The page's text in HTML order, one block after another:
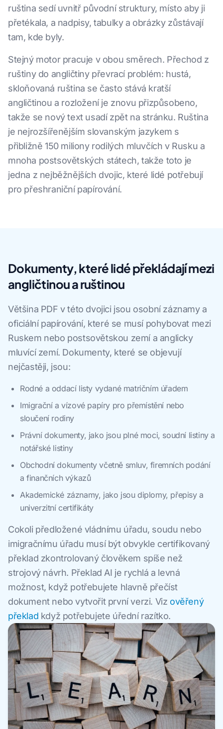
ruština sedí uvnitř původní struktury, místo aby ji
přetékala, a nadpisy, tabulky a obrázky zůstávají
tam, kde byly.
Stejný motor pracuje v obou směrech. Přechod z
ruštiny do angličtiny převrací problém: hustá,
skloňovaná ruština se často stává kratší
angličtinou a rozložení je znovu přizpůsobeno,
takže se nový text usadí zpět na stránku. Ruština
je nejrozšířenějším slovanským jazykem s
přibližně 150 miliony rodilých mluvčích v Rusku a
mnoha postsovětských státech, takže toto je
jedna z nejběžnějších dvojic, které lidé potřebují
pro přeshraniční papírování.
Dokumenty, které lidé překládají mezi
angličtinou a ruštinou
Většina PDF v této dvojici jsou osobní záznamy a
oficiální papírování, které se musí pohybovat mezi
Ruskem nebo postsovětskou zemí a anglicky
mluvící zemí. Dokumenty, které se objevují
nejčastěji, jsou:
Rodné a oddací listy vydané matričním úřadem
Imigrační a vízové papíry pro přemístění nebo
sloučení rodiny
Právní dokumenty, jako jsou plné moci, soudní listiny a
notářské listiny
Obchodní dokumenty včetně smluv, firemních podání
a finančních výkazů
Akademické záznamy, jako jsou diplomy, přepisy a
univerzitní certifikáty
Cokoli předložené vládnímu úřadu, soudu nebo
imigračnímu úřadu musí být obvykle certifikovaný
překlad zkontrolovaný člověkem spíše než
strojový návrh. Překlad AI je rychlá a levná
možnost, když potřebujete hlavně přečíst
dokument nebo vytvořit první verzi. Viz ověřený
překlad když potřebujete úřední razítko.